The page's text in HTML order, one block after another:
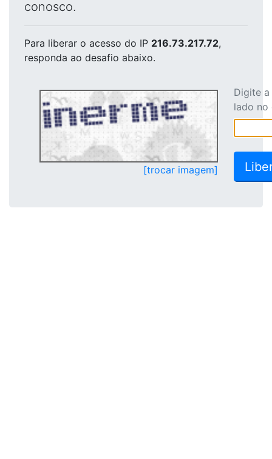
conosco.
Para liberar o acesso do IP 216.73.217.72,
responda ao desafio abaixo.
[trocar imagem]
Digite
lado no